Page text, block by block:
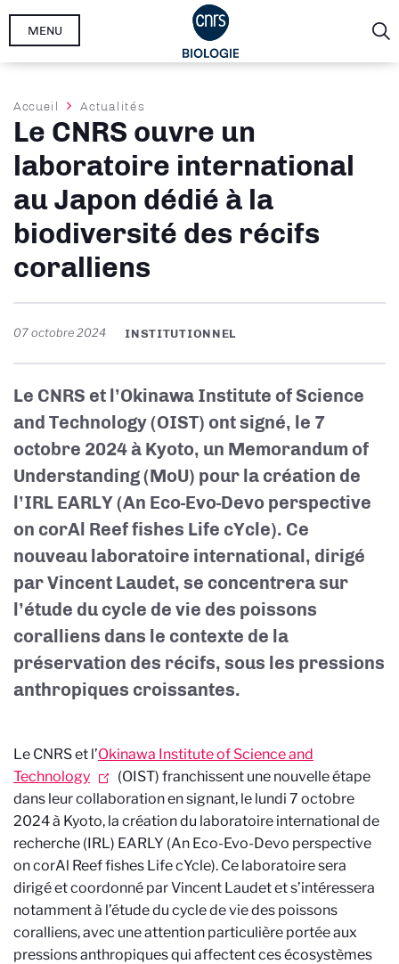
Aller
MENU
Fil
d'Ariane
Accueil Actualités
Le CNRS ouvre un
laboratoire international
au Japon dédié à la
biodiversité des récifs
coralliens
07 octobre 2024 INSTITUTIONNEL
Le CNRS et l’Okinawa Institute of Science
and Technology (OIST) ont signé, le 7
octobre 2024 à Kyoto, un Memorandum of
Understanding (MoU) pour la création de
l’IRL EARLY (An Eco-Evo-Devo perspective
on corAl Reef fishes Life cYcle). Ce
nouveau laboratoire international, dirigé
par Vincent Laudet, se concentrera sur
l’étude du cycle de vie des poissons
coralliens dans le contexte de la
préservation des récifs, sous les pressions
anthropiques croissantes.
Le CNRS et l’Okinawa Institute of Science and
Technology
(OIST) franchissent une nouvelle étape
dans leur collaboration en signant, le lundi 7 octobre
2024 à Kyoto, la création du laboratoire international de
recherche (IRL) EARLY (An Eco-Evo-Devo perspective
on corAl Reef fishes Life cYcle). Ce laboratoire sera
dirigé et coordonné par Vincent Laudet et s’intéressera
notamment à l’étude du cycle de vie des poissons
coralliens, avec une attention particulière portée aux
pressions anthropiques qui affectent ces écosystèmes